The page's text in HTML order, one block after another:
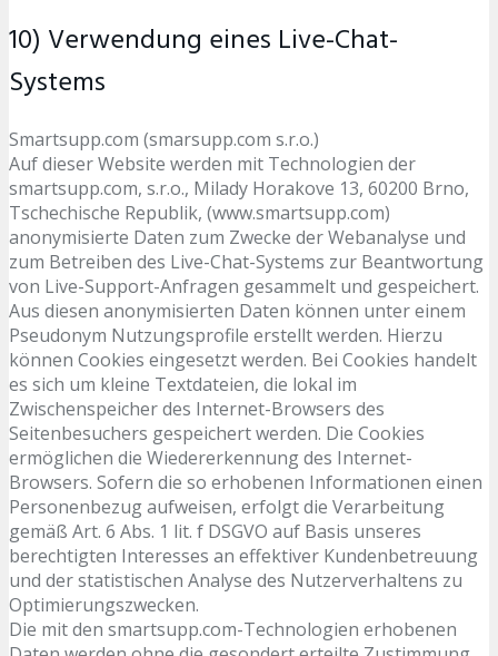
10) Verwendung eines Live-Chat-
Systems
Smartsupp.com (smarsupp.com s.r.o.)
Auf dieser Website werden mit Technologien der
smartsupp.com, s.r.o., Milady Horakove 13, 60200 Brno,
Tschechische Republik, (www.smartsupp.com)
anonymisierte Daten zum Zwecke der Webanalyse und
zum Betreiben des Live-Chat-Systems zur Beantwortung
von Live-Support-Anfragen gesammelt und gespeichert.
Aus diesen anonymisierten Daten können unter einem
Pseudonym Nutzungsprofile erstellt werden. Hierzu
können Cookies eingesetzt werden. Bei Cookies handelt
es sich um kleine Textdateien, die lokal im
Zwischenspeicher des Internet-Browsers des
Seitenbesuchers gespeichert werden. Die Cookies
ermöglichen die Wiedererkennung des Internet-
Browsers. Sofern die so erhobenen Informationen einen
Personenbezug aufweisen, erfolgt die Verarbeitung
gemäß Art. 6 Abs. 1 lit. f DSGVO auf Basis unseres
berechtigten Interesses an effektiver Kundenbetreuung
und der statistischen Analyse des Nutzerverhaltens zu
Optimierungszwecken.
Die mit den smartsupp.com-Technologien erhobenen